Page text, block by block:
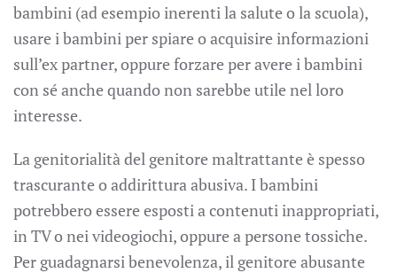
bambini (ad esempio inerenti la salute o la scuola),
usare i bambini per spiare o acquisire informazioni
sull’ex partner, oppure forzare per avere i bambini
con sé anche quando non sarebbe utile nel loro
interesse.
La genitorialità del genitore maltrattante è spesso
trascurante o addirittura abusiva. I bambini
potrebbero essere esposti a contenuti inappropriati,
in TV o nei videogiochi, oppure a persone tossiche.
Per guadagnarsi benevolenza, il genitore abusante